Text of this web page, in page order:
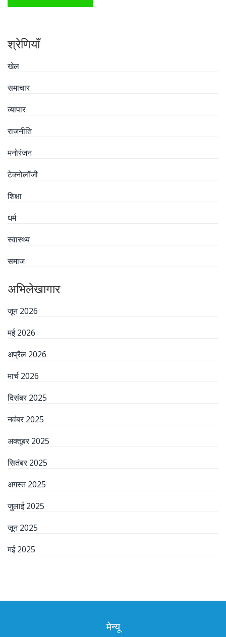
श्रेणियाँ
खेल
समाचार
व्यापार
राजनीति
मनोरंजन
टेक्नोलॉजी
शिक्षा
धर्म
स्वास्थ्य
समाज
अभिलेखागार
जून 2026
मई 2026
अप्रैल 2026
मार्च 2026
दिसंबर 2025
नवंबर 2025
अक्तूबर 2025
सितंबर 2025
अगस्त 2025
जुलाई 2025
जून 2025
मई 2025
मेन्यू